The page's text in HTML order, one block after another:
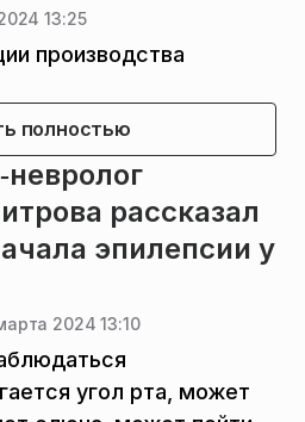
13:25
производства
полностью
рассказал
эпилепсии у
2024 13:10
угол рта, может